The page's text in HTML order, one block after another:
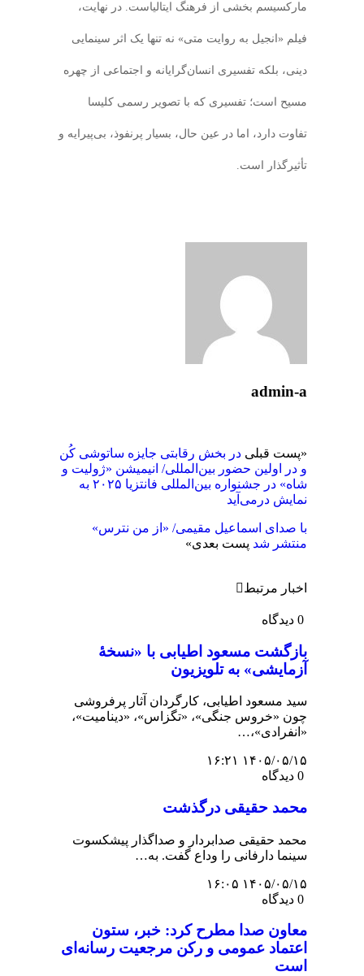
مارکسیسم بخشی از فرهنگ ایتالیاست. در نهایت،
فیلم «انجیل به روایت متی» نه‌ تنها یک اثر سینمایی
دینی، بلکه تفسیری انسان‌گرایانه و اجتماعی از چهره
مسیح است؛ تفسیری که با تصویر رسمی کلیسا
تفاوت دارد، اما در عین حال، بسیار پرنفوذ، بی‌پیرایه و
تأثیرگذار است.
admin-a
«پست قبلی در بخش رقابتی جایزه ساتوشی کُن
و در اولین حضور بین‌المللی/ انیمیشن «ژولیت و
شاه» در جشنواره بین‌المللی فانتزیا ۲۰۲۵ به
نمایش درمی‌آید
با صدای اسماعیل مقیمی/ «از من نترس»
منتشر شد پست بعدی»
اخبار مرتبط
0 دیدگاه
بازگشت مسعود اطیابی با «نسخهٔ
آزمایشی» به تلویزیون
سید مسعود اطیابی، کارگردان آثار پرفروشی
چون «خروس جنگی»، «تگزاس»، «دینامیت»،
«انفرادی»،…
۱۴۰۵/۰۵/۱۵ ۱۶:۲۱
0 دیدگاه
محمد حقیقی درگذشت
محمد حقیقی صدابردار و صداگذار پیشکسوت
سینما دارفانی را وداع گفت. به…
۱۴۰۵/۰۵/۱۵ ۱۶:۰۵
0 دیدگاه
معاون صدا مطرح کرد: خبر، ستون
اعتماد عمومی و رکن مرجعیت رسانه‌ای
است